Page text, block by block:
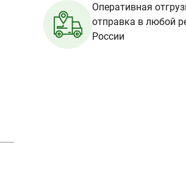
Оперативная
отправка в любой
России